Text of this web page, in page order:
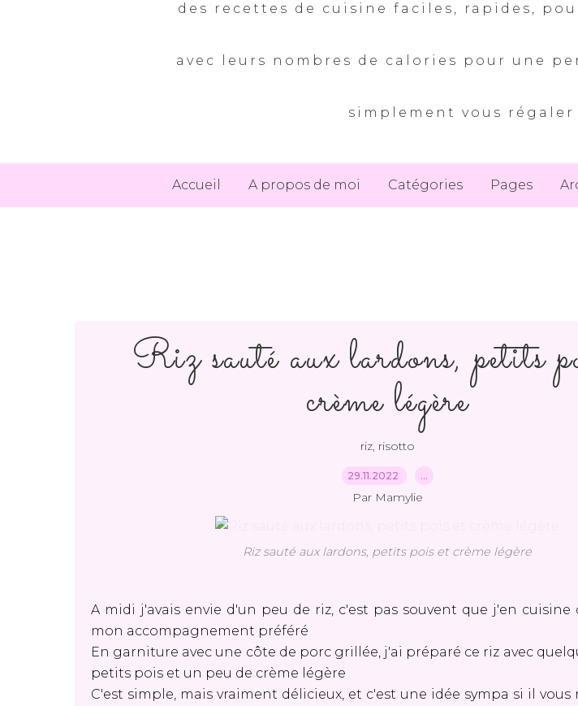
des recettes de cuisine faciles, rapides,
avec leurs nombres de calories pour une
simplement vous
Accueil A propos de moi Catégories Pages
Riz sauté aux lardons, petits
crème légère
riz, risotto
29.11.2022 …
Par Mamylie
Riz sauté aux lardons, petits pois et crème légère
A midi j'avais envie d'un peu de riz, c'est pas souvent que j'en cuisine
mon accompagnement préféré
En garniture avec une côte de porc grillée, j'ai préparé ce riz avec
petits pois et un peu de crème légère
C'est simple, mais vraiment délicieux, et c'est une idée sympa si il vous